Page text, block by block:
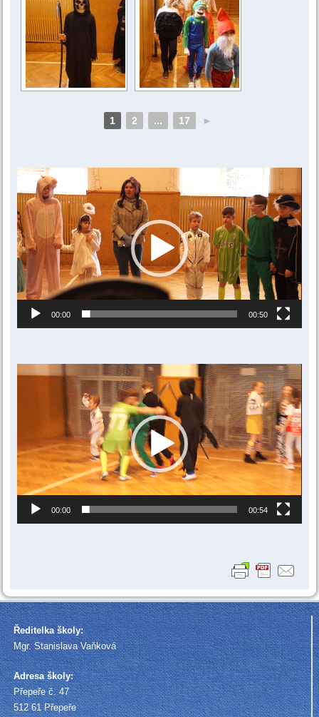
1 2 ... 17 ►
Video
přehrávač
00:00 00:50
Video
00:00 00:54
Ředitelka školy:
Mgr. Stanislava Vaňková
Adresa školy:
Přepeře č. 47
512 61 Přepeře